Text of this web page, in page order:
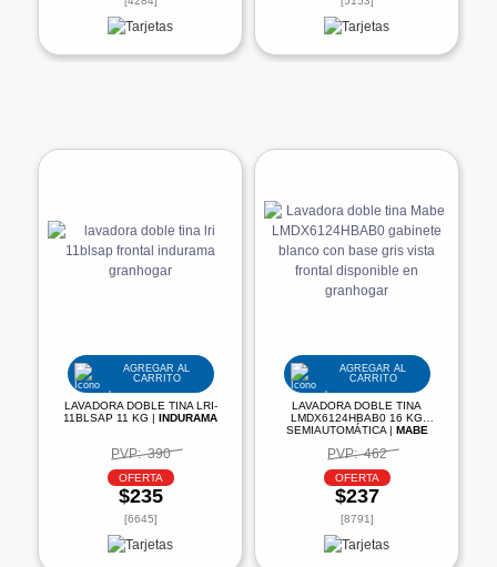
AGREGAR AL
CARRITO
LAVADORA DOBLE TINA LRI-
11BLSAP 11 KG | INDURAMA
PVP: 390
OFERTA
$235
[6645]
AGREGAR AL
CARRITO
LAVADORA DOBLE TINA
LMDX6124HBAB0 16 KG
SEMIAUTOMÁTICA | MABE
PVP: 462
OFERTA
$237
[8791]